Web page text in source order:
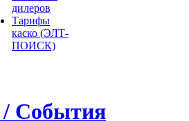
дилеров
Тарифы
каско (ЭЛТ-
ПОИСК)
/ События